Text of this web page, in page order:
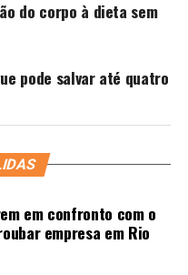
do corpo à dieta sem
pode salvar até quatro
em confronto com o
empresa em Rio